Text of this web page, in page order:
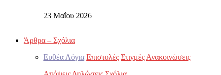
23 Μαΐου 2026
Άρθρα – Σχόλια
Ευθέα Λόγια Επιστολές Στιγμές Ανακοινώσεις